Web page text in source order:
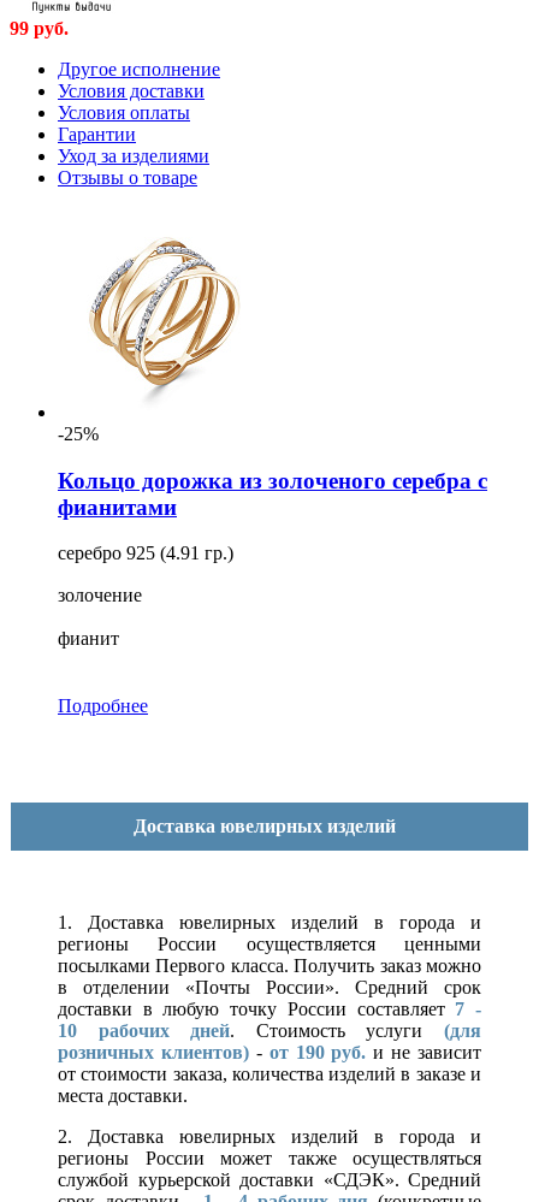
99 руб.
Другое исполнение
Условия доставки
Условия оплаты
Гарантии
Уход за изделиями
Отзывы о товаре
-25%
Кольцо дорожка из золоченого серебра с
фианитами
серебро 925 (4.91 гр.)
золочение
фианит
Подробнее
Доставка ювелирных изделий
1. Доставка ювелирных изделий в города и
регионы России осуществляется ценными
посылками Первого класса. Получить заказ можно
в отделении «Почты России». Средний срок
доставки в любую точку России составляет 7 -
10 рабочих дней. Стоимость услуги(для
розничных клиентов)- от 190 руб. и не зависит
от стоимости заказа, количества изделий в заказе и
места доставки.
2. Доставка ювелирных изделий в города и
регионы России может также осуществляться
службой курьерской доставки «СДЭК». Средний